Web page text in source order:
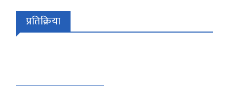
प्रतिक्रिया